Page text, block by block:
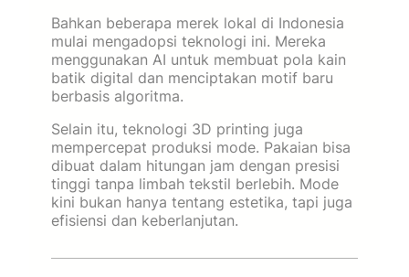
Bahkan beberapa merek lokal di Indonesia
mulai mengadopsi teknologi ini. Mereka
menggunakan AI untuk membuat pola kain
batik digital dan menciptakan motif baru
berbasis algoritma.
Selain itu, teknologi 3D printing juga
mempercepat produksi mode. Pakaian bisa
dibuat dalam hitungan jam dengan presisi
tinggi tanpa limbah tekstil berlebih. Mode
kini bukan hanya tentang estetika, tapi juga
efisiensi dan keberlanjutan.